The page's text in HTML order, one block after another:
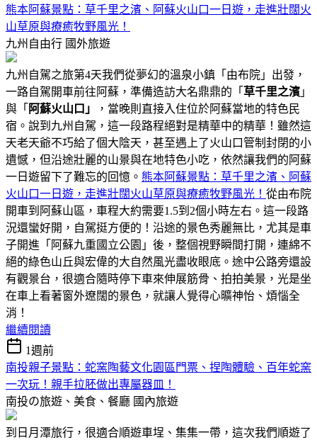
熊本阿蘇景點：草千里之濱、阿蘇火山口一日遊，走進壯闊火
山草原與療癒牧野風光！
九州自由行 國外旅遊
九州自駕之旅第4天我們從夢幻的溫泉小鎮「由布院」出發，
一路自駕開車前往阿蘇，準備造訪大名鼎鼎的「 草千里之濱 」
與「 阿蘇火山口」
，當晚則直接入住位於阿蘇當地的特色民
宿。說到九州自駕，這一段路程絕對是精華中的精華！雖然這
天老天爺不巧給了個大陰天，甚至遇上了火山口管制封閉的小
遺憾，但沿途壯麗的山景與在地特色小吃，依然讓我們的阿蘇
一日遊留下了難忘的回憶。 熊本阿蘇景點：草千里之濱、阿蘇
火山口一日遊，走進壯闊火山草原與療癒牧野風光！ 從由布院
開車到阿蘇山區，車程大約需要1.5到2個小時左右。這一段路
況還蠻好開，自駕挺方便的！沿途的景色秀麗無比，尤其是車
子開進「阿蘇九重國立公園」後，整個視野瞬間打開，連綿不
絕的綠色山丘與宏偉的大自然風光盡收眼底。途中公路旁還設
有觀景台，很適合隨時停下車來伸展筋骨、拍拍美景，光是坐
在車上看著窗外遼闊的景色，就讓人覺得心曠神怡、煩惱全
消！
繼續閱讀
1週前
南投親子景點：蛇窯陶藝文化園區門票、捏陶體驗、百年蛇窯
一次玩！親手拉胚做出專屬器皿！
南投の旅遊、美食、餐廳 國內旅遊
到日月潭旅行，很適合順遊車埕、集集一帶，這次我們順遊了